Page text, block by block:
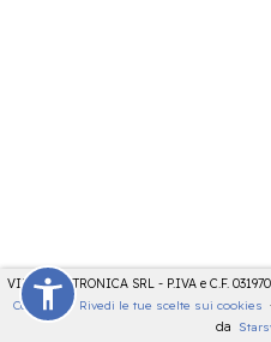
VIDEOELETTRONICA SRL - P.IVA e C.F.
Cookies
- Rivedi le tue scelte sui cookies
da